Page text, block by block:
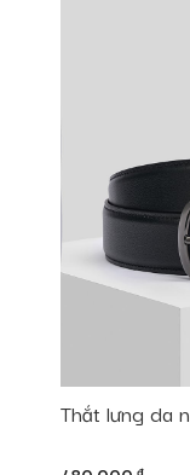
Thắt lưng da
đ